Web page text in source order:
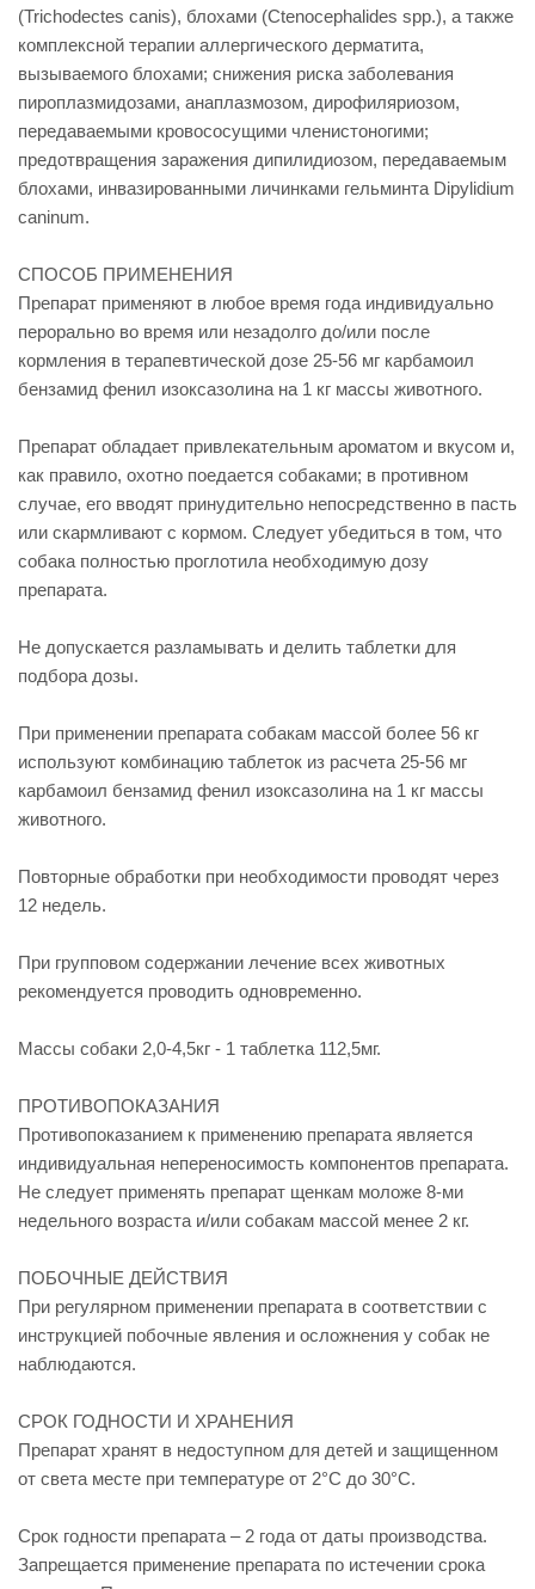
(Trichodectes canis), блохами (Ctenocephalides spp.), а также
комплексной терапии аллергического дерматита,
вызываемого блохами; снижения риска заболевания
пироплазмидозами, анаплазмозом, дирофиляриозом,
передаваемыми кровососущими членистоногими;
предотвращения заражения дипилидиозом, передаваемым
блохами, инвазированными личинками гельминта Dipylidium
caninum.
СПОСОБ ПРИМЕНЕНИЯ
Препарат применяют в любое время года индивидуально
перорально во время или незадолго до/или после
кормления в терапевтической дозе 25-56 мг карбамоил
бензамид фенил изоксазолина на 1 кг массы животного.
Препарат обладает привлекательным ароматом и вкусом и,
как правило, охотно поедается собаками; в противном
случае, его вводят принудительно непосредственно в пасть
или скармливают с кормом. Следует убедиться в том, что
собака полностью проглотила необходимую дозу
препарата.
Не допускается разламывать и делить таблетки для
подбора дозы.
При применении препарата собакам массой более 56 кг
используют комбинацию таблеток из расчета 25-56 мг
карбамоил бензамид фенил изоксазолина на 1 кг массы
животного.
Повторные обработки при необходимости проводят через
12 недель.
При групповом содержании лечение всех животных
рекомендуется проводить одновременно.
Массы собаки 2,0-4,5кг - 1 таблетка 112,5мг.
ПРОТИВОПОКАЗАНИЯ
Противопоказанием к применению препарата является
индивидуальная непереносимость компонентов препарата.
Не следует применять препарат щенкам моложе 8-ми
недельного возраста и/или собакам массой менее 2 кг.
ПОБОЧНЫЕ ДЕЙСТВИЯ
При регулярном применении препарата в соответствии с
инструкцией побочные явления и осложнения у собак не
наблюдаются.
СРОК ГОДНОСТИ И ХРАНЕНИЯ
Препарат хранят в недоступном для детей и защищенном
от света месте при температуре от 2°С до 30°С.
Срок годности препарата – 2 года от даты производства.
Запрещается применение препарата по истечении срока